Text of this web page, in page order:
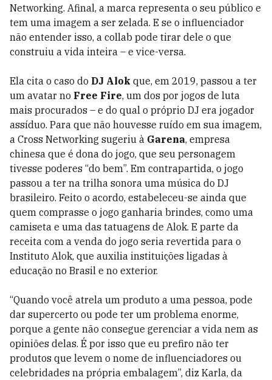
Networking. Afinal, a marca representa o seu público e
tem uma imagem a ser zelada. E se o influenciador
não entender isso, a collab pode tirar dele o que
construiu a vida inteira – e vice-versa.
Ela cita o caso do DJ Alok que, em 2019, passou a ter
um avatar no Free Fire, um dos por jogos de luta
mais procurados – e do qual o próprio DJ era jogador
assíduo. Para que não houvesse ruído em sua imagem,
a Cross Networking sugeriu à Garena, empresa
chinesa que é dona do jogo, que seu personagem
tivesse poderes “do bem”. Em contrapartida, o jogo
passou a ter na trilha sonora uma música do DJ
brasileiro. Feito o acordo, estabeleceu-se ainda que
quem comprasse o jogo ganharia brindes, como uma
camiseta e uma das tatuagens de Alok. E parte da
receita com a venda do jogo seria revertida para o
Instituto Alok, que auxilia instituições ligadas à
educação no Brasil e no exterior.
“Quando você atrela um produto a uma pessoa, pode
dar supercerto ou pode ter um problema enorme,
porque a gente não consegue gerenciar a vida nem as
opiniões delas. É por isso que eu prefiro não ter
produtos que levem o nome de influenciadores ou
celebridades na própria embalagem”, diz Karla, da